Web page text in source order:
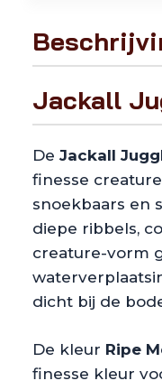
Jackall
De Jackall
finesse
snoekbaars en
diepe ribbels,
creature-vorm
dicht bij de
De kleur Ripe
finesse kleur